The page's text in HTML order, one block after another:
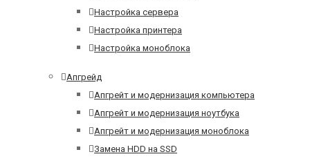
Настройка сервера
Настройка принтера
Настройка моноблока
Апгрейд
Апгрейт и модернизация компьютера
Апгрейт и модернизация ноутбука
Апгрейт и модернизация моноблока
Замена HDD на SSD